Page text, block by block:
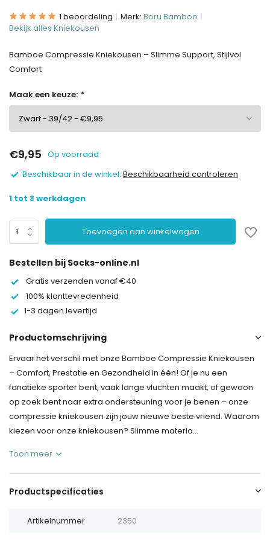
1 beoordeling Merk: Boru Bamboo
Bekijk alles Kniekousen
Bamboe Compressie Kniekousen – Slimme Support, Stijlvol
Comfort
Maak een keuze: *
€9,95 Op voorraad
Beschikbaar in de winkel: Beschikbaarheid controleren
1 tot 3 werkdagen
Toevoegen aan winkelwagen
Bestellen bij Socks-online.nl
Gratis verzenden vanaf €40
100% klanttevredenheid
1-3 dagen levertijd
Productomschrijving
Ervaar het verschil met onze Bamboe Compressie Kniekousen
– Comfort, Prestatie en Gezondheid in één! Of je nu een
fanatieke sporter bent, vaak lange vluchten maakt, of gewoon
op zoek bent naar extra ondersteuning voor je benen – onze
compressie kniekousen zijn jouw nieuwe beste vriend. Waarom
kiezen voor onze kniekousen? Slimme materia...
Toon meer
Productspecificaties
Artikelnummer 2350